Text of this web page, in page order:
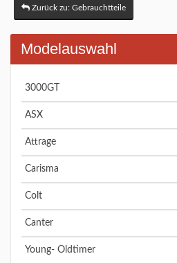
Zurück zu: Gebrauchtteile
Modelauswahl
3000GT
ASX
Attrage
Carisma
Colt
Canter
Young- Oldtimer